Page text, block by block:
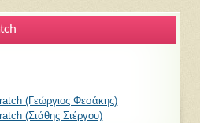
(Γεώργιος Φεσάκης)
(Στάθης Στέργου)